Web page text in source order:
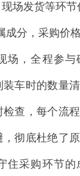
场发货等环节
成分，采购价
场，全程参与
车时的数量
查，每个流
，彻底杜绝了
住采购环节